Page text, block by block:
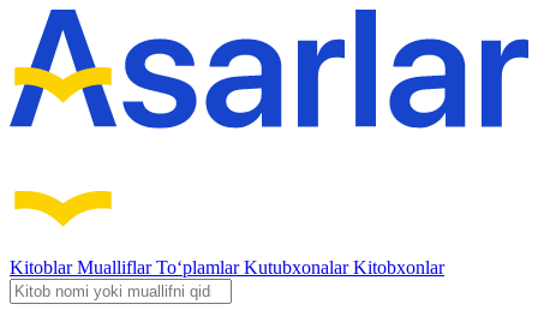
KitoblarMualliflarTo‘plamlarKutubxonalarKitobxonlar